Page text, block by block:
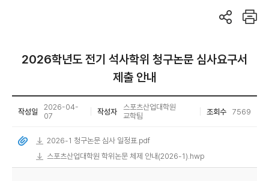
2026학년도 전기 석사학위 청구논문 심사요구서
제출 안내
작성일
2026-04-
07
작성자
스포츠산업대학원
교학팀
조회수 7569
2026-1 청구논문 심사 일정표.pdf
스포츠산업대학원 학위논문 체제 안내(2026-1).hwp